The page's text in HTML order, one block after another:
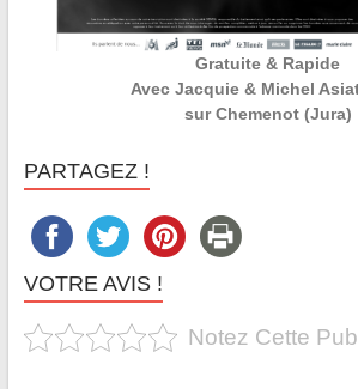
Gratuite & Rapide
Avec Jacquie & Michel
sur Chemenot (Jura)
PARTAGEZ !
VOTRE AVIS !
Notez Cette